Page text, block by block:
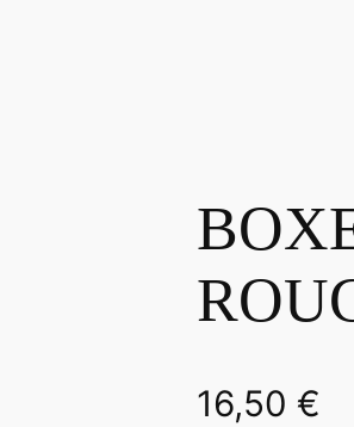
16,50 €